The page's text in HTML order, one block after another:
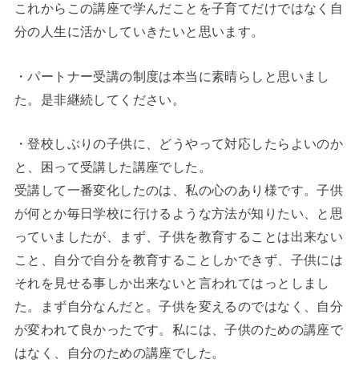
これからこの講座で学んだことを子育てだけではなく自
分の人生に活かしていきたいと思います。
・パートナー受講の制度は本当に素晴らしと思いまし
た。是非継続してください。
・登校しぶりの子供に、どうやって対応したらよいのか
と、困って受講した講座でした。
受講して一番変化したのは、私の心のあり様です。子供
が何とか毎日学校に行けるような方法が知りたい、と思
っていましたが、まず、子供を教育することは出来ない
こと、自分で自分を教育することしかできず、子供には
それを見せる事しか出来ないと言われてはっとしまし
た。まず自分なんだと。子供を変えるのではなく、自分
が変われて良かったです。私には、子供のための講座で
はなく、自分のための講座でした。